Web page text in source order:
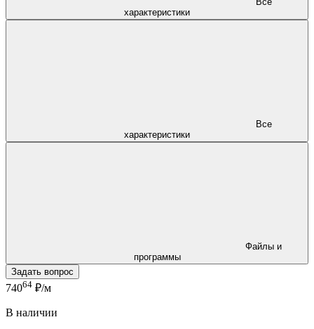
характеристики
характеристики
программы
Задать вопрос
74064 ₽/м
В наличии